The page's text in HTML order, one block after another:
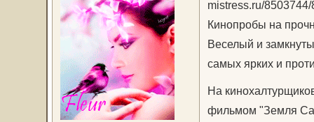
Кинопробы на
Веселый и
самых ярких и
На
фильмом "Земля